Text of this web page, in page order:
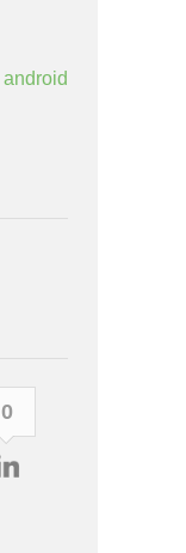
android
0